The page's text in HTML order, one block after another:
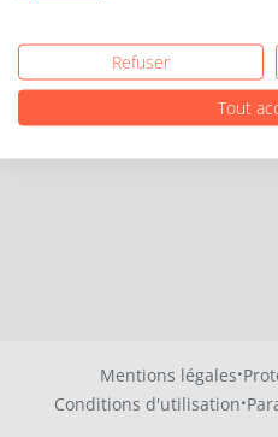
Mentions légales·
Conditions d'utilisation·
Refuser
Tout